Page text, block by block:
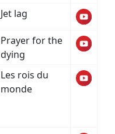
Jet lag
Prayer for the
dying
Les rois du
monde